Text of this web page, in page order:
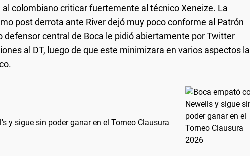
al colombiano criticar fuertemente al técnico Xeneize. La
post derrota ante River dejó muy poco conforme al Patrón
defensor central de Boca le pidió abiertamente por Twitter
al DT, luego de que este minimizara en varios aspectos la
y sigue sin poder ganar en el Torneo Clausura